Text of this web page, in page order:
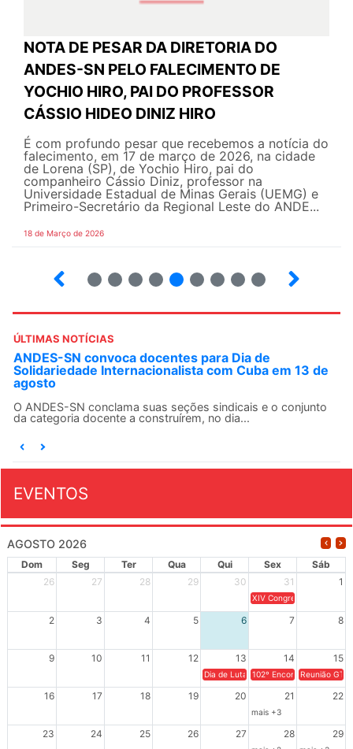
NOTA DE PESAR DA DIRETORIA DO
ANDES-SN PELO FALECIMENTO DE
YOCHIO HIRO, PAI DO PROFESSOR
CÁSSIO HIDEO DINIZ HIRO
É com profundo pesar que recebemos a notícia do
falecimento, em 17 de março de 2026, na cidade
de Lorena (SP), de Yochio Hiro, pai do
companheiro Cássio Diniz, professor na
Universidade Estadual de Minas Gerais (UEMG) e
Primeiro-Secretário da Regional Leste do ANDE...
18 de Março de 2026
ÚLTIMAS NOTÍCIAS
ANDES-SN convoca docentes para Dia de
Solidariedade Internacionalista com Cuba em 13 de
agosto
O ANDES-SN conclama suas seções sindicais e o conjunto
da categoria docente a construírem, no dia...
EVENTOS
AGOSTO 2026
Dom Seg Ter Qua Qui Sex
Sáb
26
27 28 29 30 31 1
XIV Congresso Brasileiro
2 3 4 5 6 7 8
9 10 11 12 13 14 15
Dia de Luta em Defesa de Cuba e da
102º Encontro da
Reunião
16 17 18 19 20 21 22
mais +3
23 24 25 26 27 28 29